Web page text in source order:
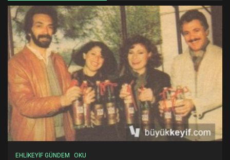
EHLİKEYİF GÜNDEM OKU